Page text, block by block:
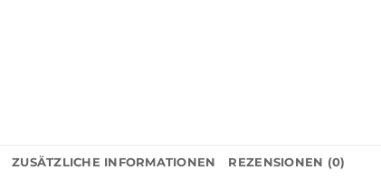
ZUSÄTZLICHE INFORMATIONEN REZENSIONEN (0)